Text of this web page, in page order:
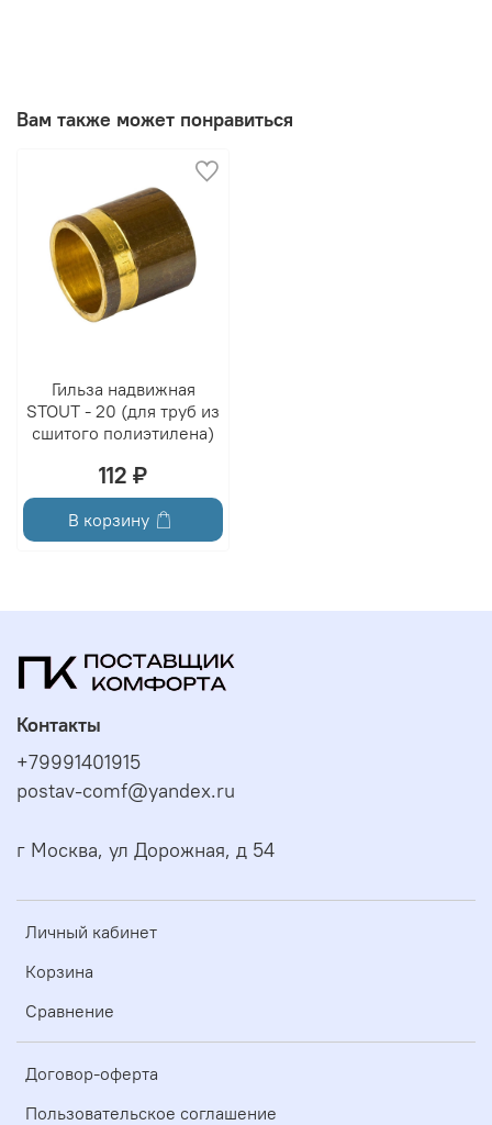
Вам также может понравиться
Гильза надвижная
STOUT - 20 (для труб из
сшитого полиэтилена)
112 ₽
В корзину
Личный кабинет
Корзина
Сравнение
Договор-оферта
Пользовательское соглашение
Контакты
+79991401915
postav-comf@yandex.ru
г Москва, ул Дорожная, д 54